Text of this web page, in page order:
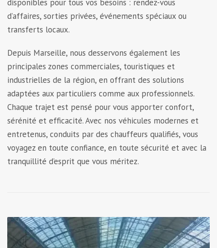
disponibles pour tous vos besoins : rendez-vous
d’affaires, sorties privées, événements spéciaux ou
transferts locaux.
Depuis Marseille, nous desservons également les
principales zones commerciales, touristiques et
industrielles de la région, en offrant des solutions
adaptées aux particuliers comme aux professionnels.
Chaque trajet est pensé pour vous apporter confort,
sérénité et efficacité. Avec nos véhicules modernes et
entretenus, conduits par des chauffeurs qualifiés, vous
voyagez en toute confiance, en toute sécurité et avec la
tranquillité d’esprit que vous méritez.